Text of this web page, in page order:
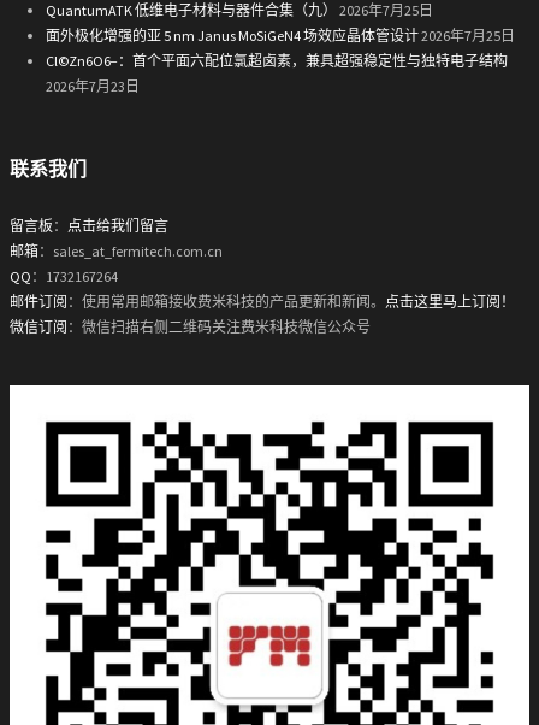
QuantumATK 低维电子材料与器件合集（九）
2026年7月25日
面外极化增强的亚 5 nm Janus MoSiGeN4 场效应晶体管设计2026年7月25日
Cl©Zn6O6−：首个平面六配位氯超卤素，兼具超强稳定性与独特电子结构
2026年7月23日
联系我们
留言板 ： 点击给我们留言
邮箱：sales_at_fermitech.com.cn
QQ ：1732167264
邮件订阅 ：使用常用邮箱接收费米科技的产品更新和新闻。 点击这里马上订阅！
微信订阅 ：微信扫描右侧二维码关注费米科技微信公众号